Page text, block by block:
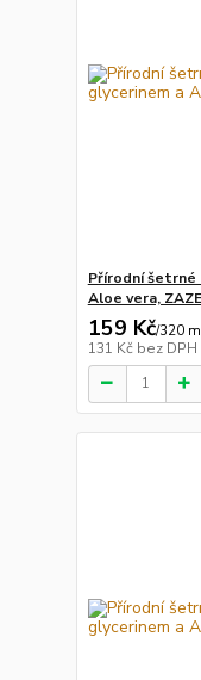
Přírodní šetrné
Aloe vera,
159 Kč/320
131 Kč bez DPH